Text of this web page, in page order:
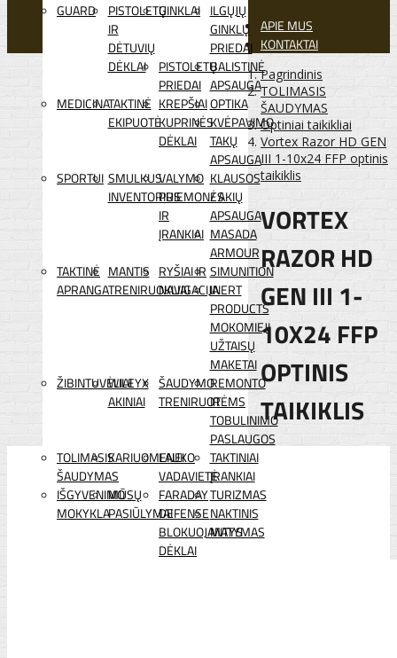
GUARD
PISTOLETŲ
IR
DĖTUVIŲ
DĖKLAI
GINKLAI ILGŲJŲ
GINKLŲ
PRIEDAI
PISTOLETŲ
PRIEDAI
BALISTINĖ
APSAUGA
MEDICINATAKTINĖ
EKIPUOTĖ
KREPŠIAI
KUPRINĖS
DĖKLAI
OPTIKA
KVĖPAVIMO
TAKŲ
APSAUGA
SPORTUI SMULKUS
INVENTORIUS
VALYMO
PRIEMONĖS
IR
ĮRANKIAI
KLAUSOS
/ AKIŲ
APSAUGA
MASADA
ARMOUR
TAKTINĖ
APRANGA
MANTIS
TRENIRUOKLIAI
RYŠIAI IR
NAVIGACIJA
SIMUNITION
INERT
PRODUCTS
MOKOMIEJI
UŽTAISŲ
MAKETAI
ŽIBINTUVĖLIAI
WILEYX
AKINIAI
ŠAUDYMO
TRENIRUOTĖMS
REMONTO
IR
TOBULINIMO
PASLAUGOS
TOLIMASIS
ŠAUDYMAS
KARIUOMENEI
LAUKO
VADAVIETĖ
TAKTINIAI
ĮRANKIAI
IŠGYVENIMO
MOKYKLA
MŪSŲ
PASIŪLYMAI
FARADAY
DEFENSE
BLOKUOJANTYS
DĖKLAI
TURIZMAS
NAKTINIS
MATYMAS
APIE MUS
KONTAKTAI
Pagrindinis
TOLIMASIS
ŠAUDYMAS
Optiniai taikikliai
Vortex Razor HD GEN
III 1-10x24 FFP optinis
taikiklis
VORTEX
RAZOR HD
GEN III 1-
10X24 FFP
OPTINIS
TAIKIKLIS